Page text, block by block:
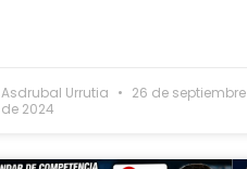
Asdrubal Urrutia
26 de septiembre
de 2024